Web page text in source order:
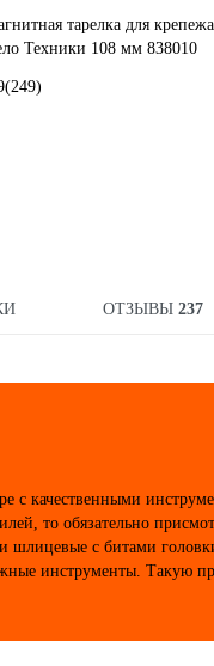
тарелка для крепежа
Техники 108 мм 838010
(249)
ОТЗЫВЫ237
с качественными
то обязательно
шлицевые с битами
инструменты. Такую